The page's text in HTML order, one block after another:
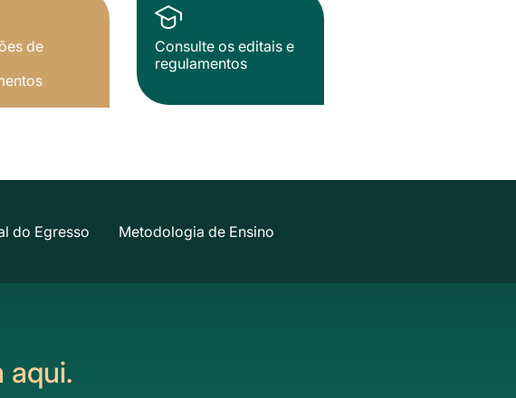
de
Consulte os editais e
regulamentos
do Egresso Metodologia de Ensino
aqui.